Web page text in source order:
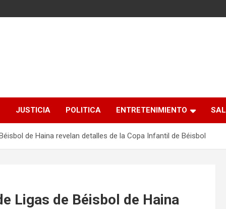
JUSTICIA POLITICA ENTRETENIMIENTO
de Haina revelan detalles de la Copa Infantil de Béisbol
Ligas de Béisbol de Haina